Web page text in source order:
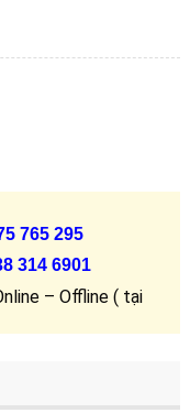
765 295
314 6901
– Offline ( tại